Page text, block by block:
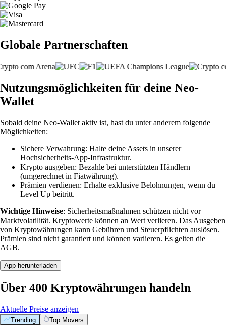
Globale Partnerschaften
Nutzungsmöglichkeiten für deine Neo-
Wallet
Sobald deine Neo-Wallet aktiv ist, hast du unter anderem folgende
Möglichkeiten:
Sichere Verwahrung: Halte deine Assets in unserer
Hochsicherheits-App-Infrastruktur.
Krypto ausgeben: Bezahle bei unterstützten Händlern
(umgerechnet in Fiatwährung).
Prämien verdienen: Erhalte exklusive Belohnungen, wenn du
Level Up beitritt.
Wichtige Hinweise: Sicherheitsmaßnahmen schützen nicht vor
Marktvolatilität. Kryptowerte können an Wert verlieren. Das Ausgeben
von Kryptowährungen kann Gebühren und Steuerpflichten auslösen.
Prämien sind nicht garantiert und können variieren. Es gelten die
AGB.
App herunterladen
Über 400 Kryptowährungen handeln
Aktuelle Preise anzeigen
Trending Top Movers